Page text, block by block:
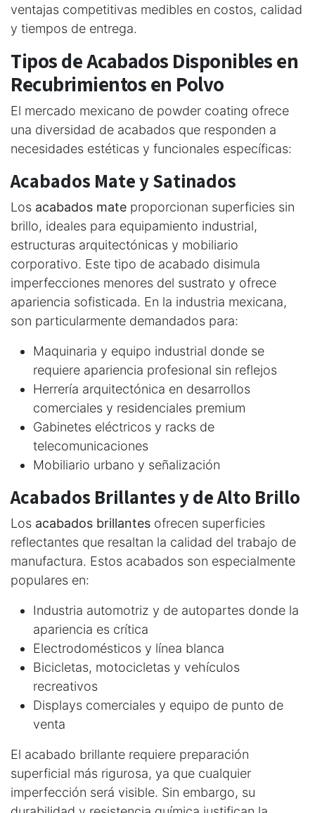
ventajas competitivas medibles en costos, calidad
y tiempos de entrega.
Tipos de Acabados Disponibles en
Recubrimientos en Polvo
El mercado mexicano de powder coating ofrece
una diversidad de acabados que responden a
necesidades estéticas y funcionales específicas:
Acabados Mate y Satinados
Los acabados mate proporcionan superficies sin
brillo, ideales para equipamiento industrial,
estructuras arquitectónicas y mobiliario
corporativo. Este tipo de acabado disimula
imperfecciones menores del sustrato y ofrece
apariencia sofisticada. En la industria mexicana,
son particularmente demandados para:
Maquinaria y equipo industrial donde se
requiere apariencia profesional sin reflejos
Herrería arquitectónica en desarrollos
comerciales y residenciales premium
Gabinetes eléctricos y racks de
telecomunicaciones
Mobiliario urbano y señalización
Acabados Brillantes y de Alto Brillo
Los acabados brillantes ofrecen superficies
reflectantes que resaltan la calidad del trabajo de
manufactura. Estos acabados son especialmente
populares en:
Industria automotriz y de autopartes donde la
apariencia es crítica
Electrodomésticos y línea blanca
Bicicletas, motocicletas y vehículos
recreativos
Displays comerciales y equipo de punto de
venta
El acabado brillante requiere preparación
superficial más rigurosa, ya que cualquier
imperfección será visible. Sin embargo, su